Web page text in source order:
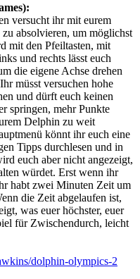
versucht ihr mit eurem
absolvieren, um möglichst
mit den Pfeiltasten, mit
und rechts lässt euch
die eigene Achse drehen
müsst versuchen hohe
und dürft euch keinen
springen, mehr Punkte
Delphin zu weit
könnt ihr euch eine
Tipps durchlesen und in
euch aber nicht angezeigt,
würdet. Erst wenn ihr
habt zwei Minuten Zeit um
die Zeit abgelaufen ist,
was euer höchster, euer
für Zwischendurch, leicht
dolphin-olympics-2